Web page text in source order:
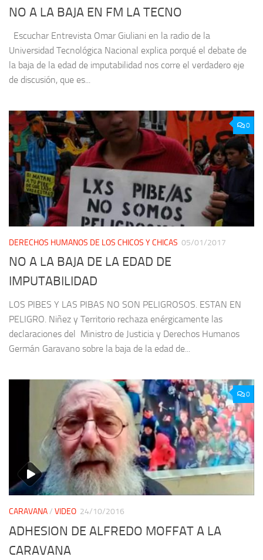
NO A LA BAJA EN FM LA TECNO
Escuchar Entrevista Omar Giuliani en la radio de la
Universidad Tecnológica Nacional explica porqué el debate de
la baja de la edad de imputabilidad nos corre el verdadero eje
de discusión, que es...
0
DERECHOS HUMANOS DE LOS CHICOS Y CHICAS 05/01/2017
NO A LA BAJA DE LA EDAD DE
IMPUTABILIDAD
LOS PIBES Y LAS PIBAS NO SON PELIGROSOS. ESTAN EN
PELIGRO. Niñez y Territorio rechaza enérgicamente las
declaraciones del Ministro de Justicia y Derechos Humanos
Germán Garavano sobre la baja de la edad de...
0
CARAVANA/ VIDEO 24/10/2016
ADHESION DE ALFREDO MOFFAT A LA
CARAVANA